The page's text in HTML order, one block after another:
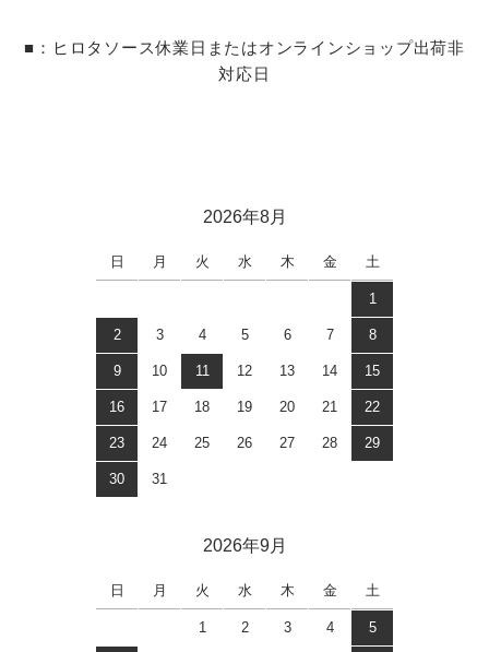
■：ヒロタソース休業日またはオンラインショップ出荷非
対応日
2026年8月
日 月 火 水 木 金 土
1
2 3 4 5 6 7 8
9 10 11 12 13 14 15
16 17 18 19 20 21 22
23 24 25 26 27 28 29
30 31
2026年9月
日 月 火 水 木 金 土
1 2 3 4 5